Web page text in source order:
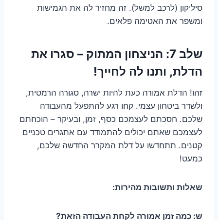
סיליקון (לרכב למשל). זה מחזיר לה את הגמישות
ומשפר את האטימה פלאים.
שלב 7: הניצחון המתוק – סגרו את
הדלת, ותנו לה לחייך!
זהו! הדלת אמורה כעת להיות ישרה, סגורה הרמטית,
ולשדר ביטחון עצמי. קחו רגע להתפעל מהעבודה
שלכם. חסכתם לעצמכם כסף, זמן, ובעיקר – הוכחתם
לעצמכם שאתם יכולים להתמודד עם אתגרים טכניים
קטנים. תתחדשו על דלת המקרר החדשה שלכם,
כמעט!
שאלות ותשובות מהירות:
ש: כמה זמן אמורה לקחת העבודה הזאת?